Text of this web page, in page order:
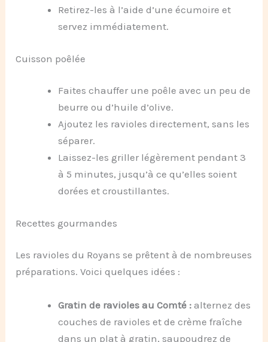
Retirez-les à l’aide d’une écumoire et
servez immédiatement.
Cuisson poêlée
Faites chauffer une poêle avec un peu de
beurre ou d’huile d’olive.
Ajoutez les ravioles directement, sans les
séparer.
Laissez-les griller légèrement pendant 3
à 5 minutes, jusqu’à ce qu’elles soient
dorées et croustillantes.
Recettes gourmandes
Les ravioles du Royans se prêtent à de nombreuses
préparations. Voici quelques idées :
Gratin de ravioles au Comté : alternez des
couches de ravioles et de crème fraîche
dans un plat à gratin, saupoudrez de